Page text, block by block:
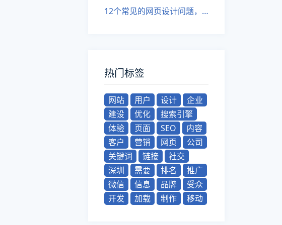
12个常见的网页设计问题，你不能不知道（下）
热门标签
网站 用户 设计
企业
建设
优化
搜索引擎
体验
页面 SEO
内容
客户
营销 网页
公司
关键词
链接
社交
深圳
需要 排名
推广
微信
信息 品牌
受众
开发
加载 制作 移动